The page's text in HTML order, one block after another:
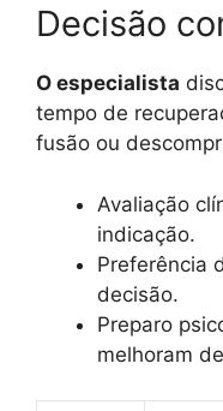
Decisão
O especialista
tempo de
fusão ou
Avaliação
indicação.
Preferência
decisão.
Preparo
melhoram